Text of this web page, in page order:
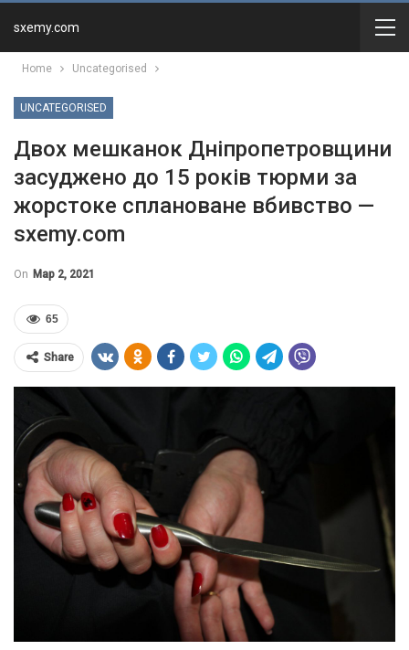
sxemy.com
Home Uncategorised
UNCATEGORISED
Двох мешканок Дніпропетровщини
засуджено до 15 років тюрми за
жорстоке сплановане вбивство —
sxemy.com
On Мар 2, 2021
65
Share